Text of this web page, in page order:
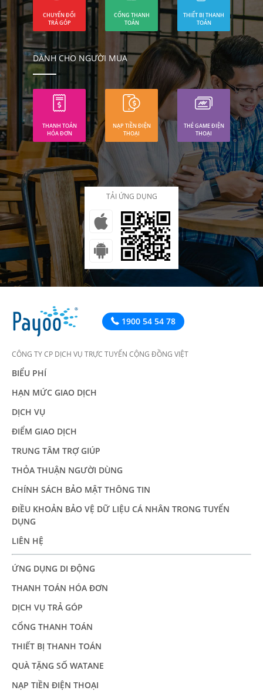
CHUYỂN ĐỔI
TRẢ GÓP
CỔNG THANH
TOÁN
THIẾT BỊ THANH
TOÁN
DÀNH CHO NGƯỜI MUA
THANH TOÁN
HÓA ĐƠN
NẠP TIỀN ĐIỆN
THOẠI
THẺ GAME ĐIỆN
THOẠI
TẢI ỨNG DỤNG
1900 54 54 78
CÔNG TY CP DỊCH VỤ TRỰC TUYẾN CỘNG ĐỒNG VIỆT
BIỂU PHÍ
HẠN MỨC GIAO DỊCH
DỊCH VỤ
ĐIỂM GIAO DỊCH
TRUNG TÂM TRỢ GIÚP
THỎA THUẬN NGƯỜI DÙNG
CHÍNH SÁCH BẢO MẬT THÔNG TIN
ĐIỀU KHOẢN BẢO VỆ DỮ LIỆU CÁ NHÂN TRONG TUYỂN
DỤNG
LIÊN HỆ
ỨNG DỤNG DI ĐỘNG
THANH TOÁN HÓA ĐƠN
DỊCH VỤ TRẢ GÓP
CỔNG THANH TOÁN
THIẾT BỊ THANH TOÁN
QUÀ TẶNG SỐ WATANE
NẠP TIỀN ĐIỆN THOẠI